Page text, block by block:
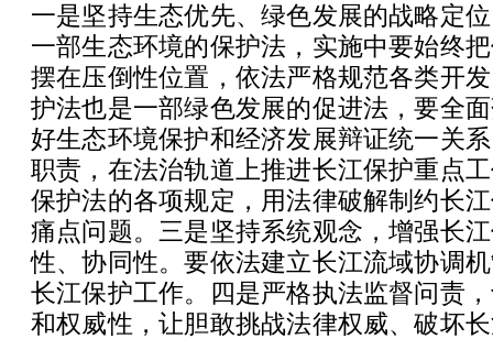
一是坚持生态优先、绿色发展的战略定
一部生态环境的保护法，实施中要始终
摆在压倒性位置，依法严格规范各类开
护法也是一部绿色发展的促进法，要全
好生态环境保护和经济发展辩证统一关
职责，在法治轨道上推进长江保护重点
保护法的各项规定，用法律破解制约长
痛点问题。三是坚持系统观念，增强长
性、协同性。要依法建立长江流域协调
长江保护工作。四是严格执法监督问责
和权威性，让胆敢挑战法律权威、破坏